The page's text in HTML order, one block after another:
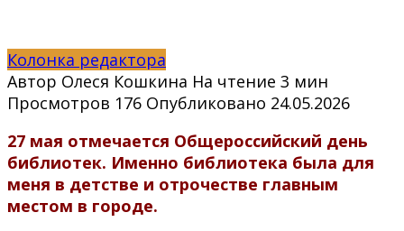
Колонка редактора
Автор Олеся Кошкина На чтение 3 мин
Просмотров 176 Опубликовано 24.05.2026
27 мая отмечается Общероссийский день
библиотек. Именно библиотека была для
меня в детстве и отрочестве главным
местом в городе.